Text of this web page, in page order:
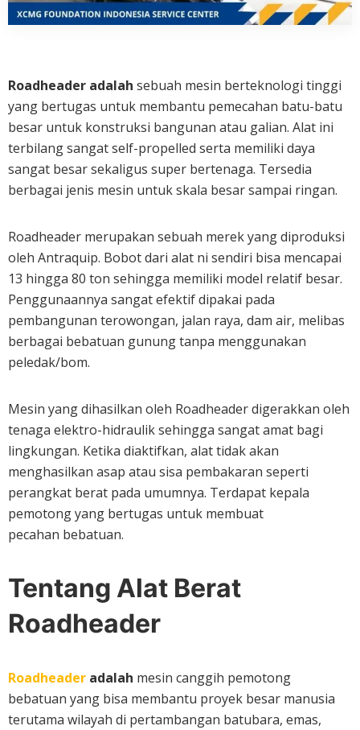
Roadheader adalah sebuah mesin berteknologi tinggi
yang bertugas untuk membantu pemecahan batu-batu
besar untuk konstruksi bangunan atau galian. Alat ini
terbilang sangat self-propelled serta memiliki daya
sangat besar sekaligus super bertenaga. Tersedia
berbagai jenis mesin untuk skala besar sampai ringan.
Roadheader merupakan sebuah merek yang diproduksi
oleh Antraquip. Bobot dari alat ni sendiri bisa mencapai
13 hingga 80 ton sehingga memiliki model relatif besar.
Penggunaannya sangat efektif dipakai pada
pembangunan terowongan, jalan raya, dam air, melibas
berbagai bebatuan gunung tanpa menggunakan
peledak/bom.
Mesin yang dihasilkan oleh Roadheader digerakkan oleh
tenaga elektro-hidraulik sehingga sangat amat bagi
lingkungan. Ketika diaktifkan, alat tidak akan
menghasilkan asap atau sisa pembakaran seperti
perangkat berat pada umumnya. Terdapat kepala
pemotong yang bertugas untuk membuat
pecahan bebatuan.
Tentang Alat Berat
Roadheader
Roadheader adalah mesin canggih pemotong
bebatuan yang bisa membantu proyek besar manusia
terutama wilayah di pertambangan batubara, emas,